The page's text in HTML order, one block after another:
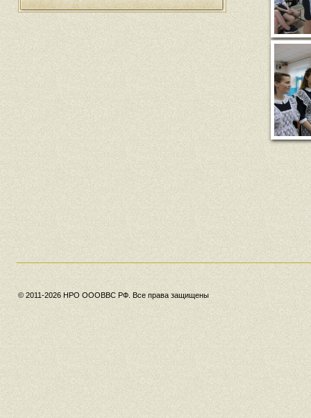
© 2011-2026 НРО ОООВВС РФ. Все права защищены